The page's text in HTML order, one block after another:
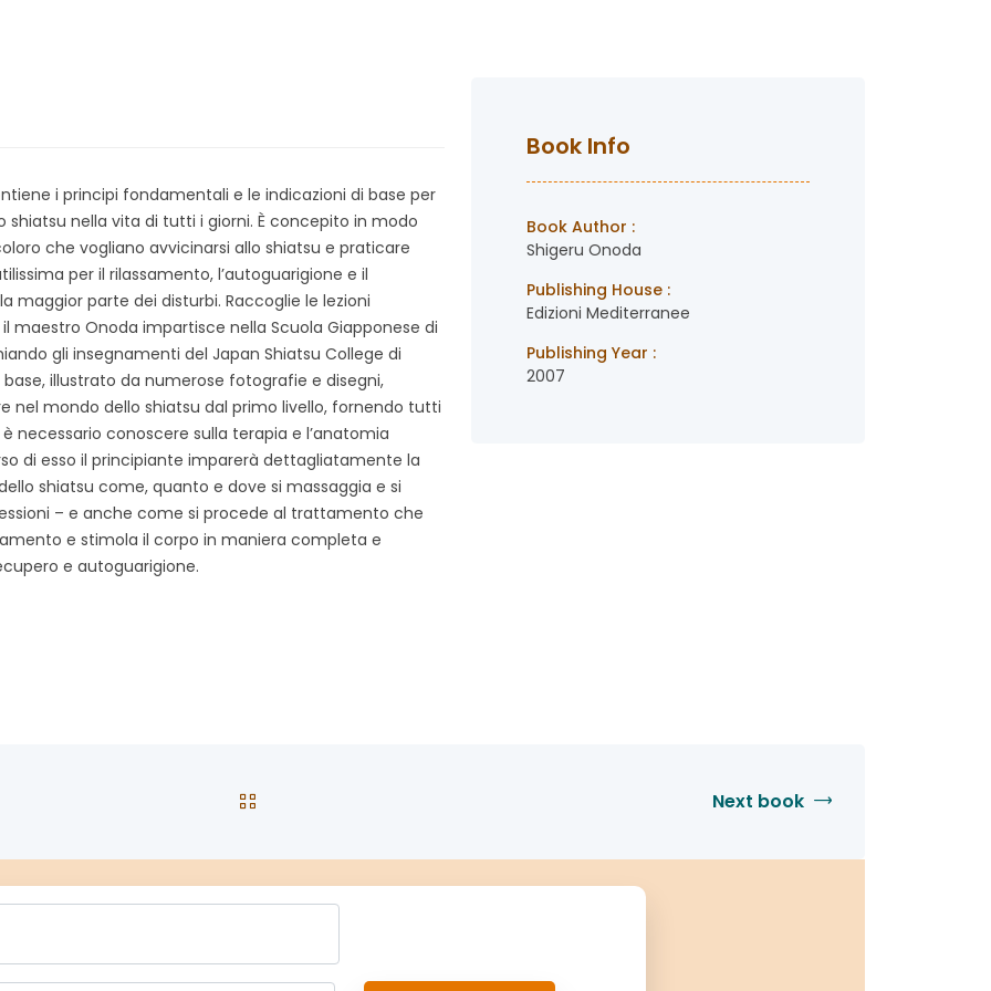
i principi fondamentali e le indicazioni di base per
shiatsu nella vita di tutti i giorni. È concepito in modo
che vogliano avvicinarsi allo shiatsu e praticare
per il rilassamento, l’autoguarigione e il
maggior parte dei disturbi. Raccoglie le lezioni
maestro Onoda impartisce nella Scuola Giapponese di
gli insegnamenti del Japan Shiatsu College di
base, illustrato da numerose fotografie e disegni,
nel mondo dello shiatsu dal primo livello, fornendo tutti
necessario conoscere sulla terapia e l’anatomia
di esso il principiante imparerà dettagliatamente la
shiatsu come, quanto e dove si massaggia e si
– e anche come si procede al trattamento che
e stimola il corpo in maniera completa e
e autoguarigione.
Book Info
Book Author :
Shigeru Onoda
Publishing House :
Edizioni Mediterranee
Publishing Year :
2007
Next book